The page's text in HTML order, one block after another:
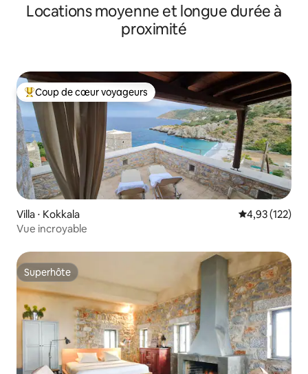
Locations moyenne et longue durée à
proximité
Coups de cœur voyageurs les plus appréciés
Coup de cœur voyageurs
Villa ⋅ Kokkala Évaluation
4,93 (122)
Vue incroyable
Superhôte
Superhôte